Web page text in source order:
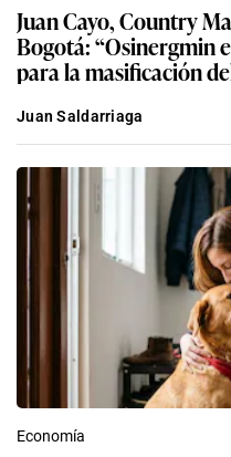
Juan Cayo, Country
Bogotá: “Osinergmin
para la masificación
Juan Saldarriaga
Economía